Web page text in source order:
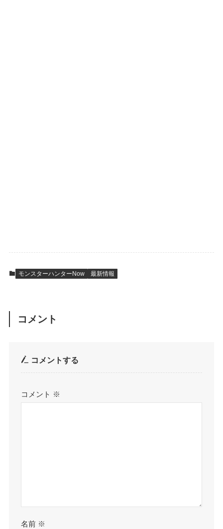
モンスターハンターNow 最新情報
コメント
コメントする
コメント ※
名前 ※